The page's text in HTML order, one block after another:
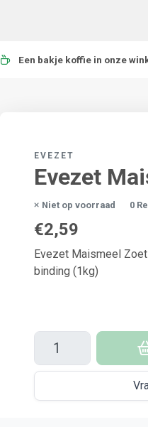
Een bakje koffie in onze
EVEZET
Evezet
Niet op voorraad 0
€2,59
Evezet Maismeel
binding (1kg)